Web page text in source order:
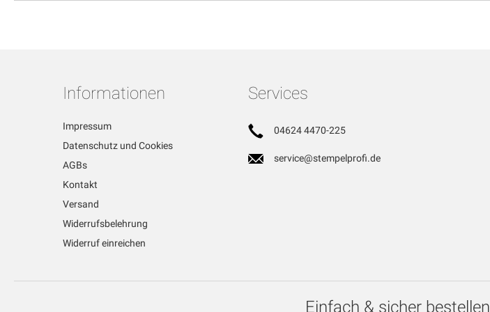
Informationen
Impressum
Datenschutz und Cookies
AGBs
Kontakt
Versand
Widerrufsbelehrung
Widerruf einreichen
Services
04624 4470-225
service@stempelprofi.de
Einfach & sicher bestellen